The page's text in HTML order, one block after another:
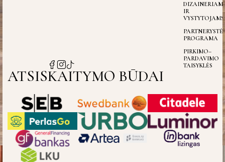
IR
VYSTYTOJAMS
PROGRAMA
PIRKIMO–
PARDAVIMO
TAISYKLĖS
ATSISKAITYMO BŪDAI